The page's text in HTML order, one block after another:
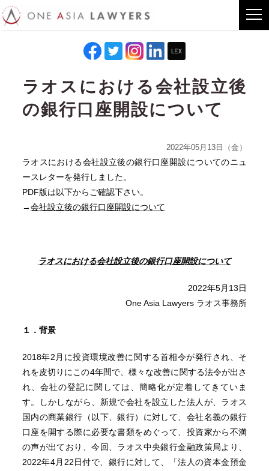
ラオスにおける会社設立後
の銀行口座開設について
2022年05月13日（金）
ラオスにおける会社設立後の銀行口座開設についてのニュ
ースレターを発行しました。
PDF版は以下からご確認下さい。
→会社設立後の銀行口座開設について
ラオスにおける会社設立後の銀行口座開設について
2022年5月13日
One Asia Lawyers ラオス事務所
１．背景
2018年2月に投資環境改善に関する首相令が発行され、そ
れを皮切りにこの4年間で、様々な改善に関する法令が出さ
れ、会社の登記に関しては、簡略化が定着してきていま
す。しかしながら、新規で会社を設立した法人が、ラオス
国内の商業銀行（以下、銀行）に対して、会社名義の銀行
口座を開する際に必要な書類をめぐって、投資家から不満
の声が出ており、今回、ラオス中央銀行金融政策局より、
2022年4月22日付で、銀行に対して、「法人の資本金預金